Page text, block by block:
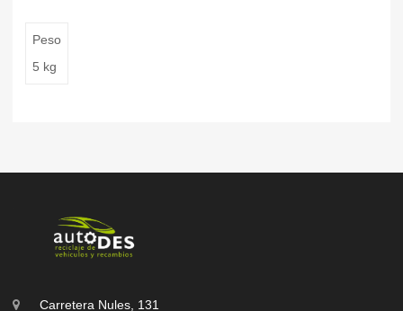
Peso
5 kg
Carretera Nules, 131